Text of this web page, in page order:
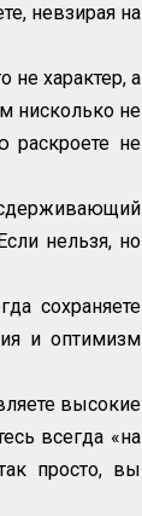
невзирая на
не характер, а
нисколько не
раскроете не
нельзя, но
сохраняете
и оптимизм
высокие
всегда «на
просто, вы